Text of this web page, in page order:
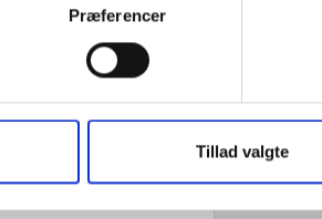
Præferencer
Tillad valgte
Du skal
Granit er